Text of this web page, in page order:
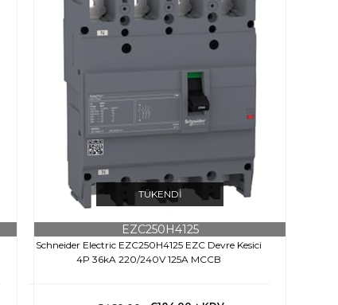
TÜKENDI
Schneider Electric EZC250H4125 EZC Devre Kesici
4P 36kA 220/240V 125A MCCB
EZC250H4125